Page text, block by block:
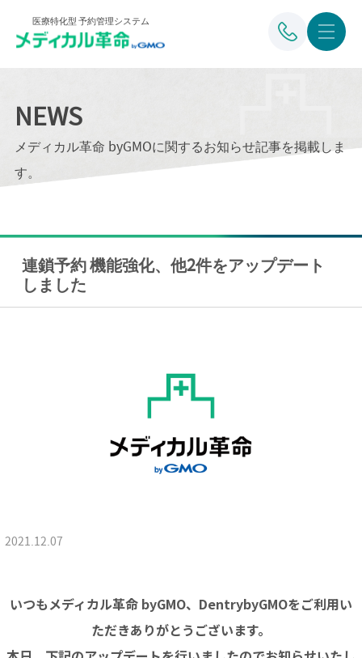
医療特化型 予約管理システム
NEWS
メディカル革命 byGMOに関するお知らせ記事を掲載しま
す。
連鎖予約 機能強化、他2件をアップデート
しました
2021.12.07
いつもメディカル革命 byGMO、DentrybyGMOをご利用い
ただきありがとうございます。